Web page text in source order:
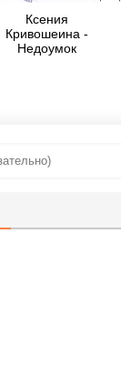
Ксения
Кривошеина -
Недоумок
ТЕКСТА
ЦИТАТЫСПОЙЛЕРА